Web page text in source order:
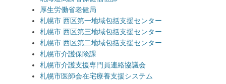
厚生労働省老健局
札幌市 西区第一地域包括支援センター
札幌市 西区第三地域包括支援センター
札幌市 西区第二地域包括支援センター
札幌市介護保険課
札幌市介護支援専門員連絡協議会
札幌市医師会在宅療養支援システム